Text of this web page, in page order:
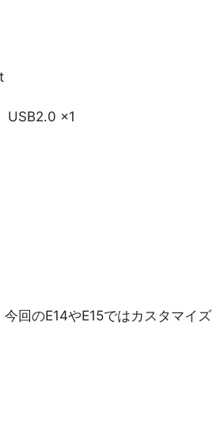
USB2.0 x1
回のE14やE15ではカスタマイズ